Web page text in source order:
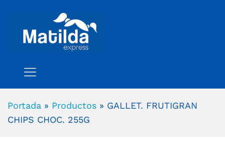
Portada » Productos » GALLET. FRUTIGRAN
CHIPS CHOC. 255G